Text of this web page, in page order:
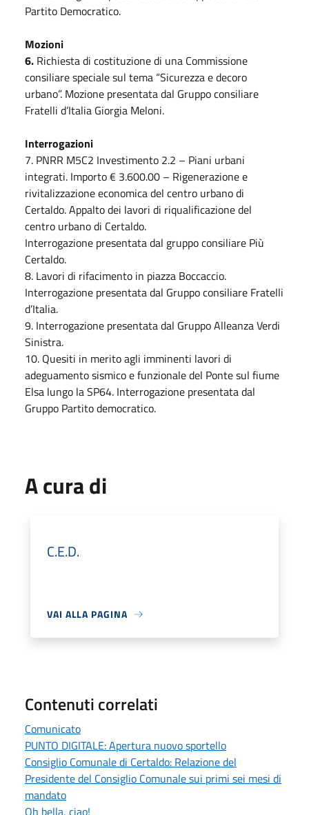
Partito Democratico.
Mozioni
6. Richiesta di costituzione di una Commissione
consiliare speciale sul tema “Sicurezza e decoro
urbano”. Mozione presentata dal Gruppo consiliare
Fratelli d’Italia Giorgia Meloni.
Interrogazioni
7. PNRR M5C2 Investimento 2.2 – Piani urbani
integrati. Importo € 3.600.00 – Rigenerazione e
rivitalizzazione economica del centro urbano di
Certaldo. Appalto dei lavori di riqualificazione del
centro urbano di Certaldo.
Interrogazione presentata dal gruppo consiliare Più
Certaldo.
8. Lavori di rifacimento in piazza Boccaccio.
Interrogazione presentata dal Gruppo consiliare Fratelli
d’Italia.
9. Interrogazione presentata dal Gruppo Alleanza Verdi
Sinistra.
10. Quesiti in merito agli imminenti lavori di
adeguamento sismico e funzionale del Ponte sul fiume
Elsa lungo la SP64. Interrogazione presentata dal
Gruppo Partito democratico.
A cura di
C.E.D.
VAI ALLA PAGINA
Contenuti correlati
Comunicato
PUNTO DIGITALE: Apertura nuovo sportello
Consiglio Comunale di Certaldo: Relazione del
Presidente del Consiglio Comunale sui primi sei mesi di
mandato
Oh bella, ciao!